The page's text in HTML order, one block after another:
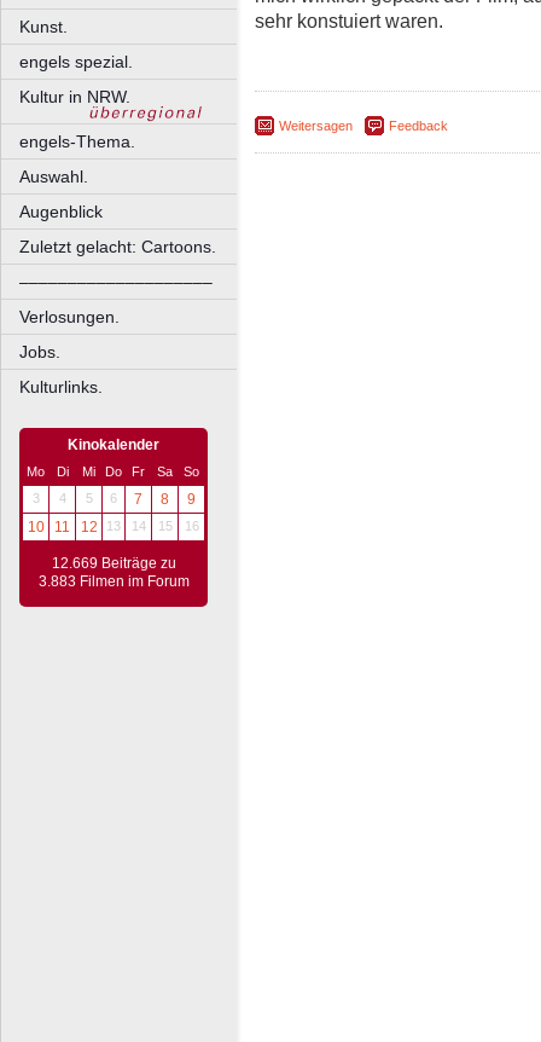
Kunst.
engels spezial.
Kultur in NRW.
engels-Thema.
Auswahl.
Augenblick
Zuletzt gelacht: Cartoons.
––––––––––––––––––––
Verlosungen.
Jobs.
Kulturlinks.
Kinokalender
Mo Di Mi Do Fr Sa
So
3
4 5 6 7 8
9
10
11 12 13 14 15 16
12.669 Beiträge zu
3.883 Filmen im Forum
sehr konstuiert waren.
Weitersagen Feedback